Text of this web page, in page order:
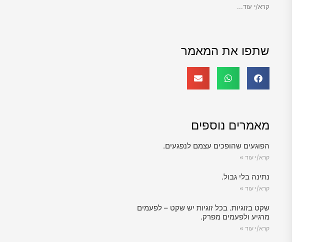
קרא/י עוד...
שתפו את המאמר
מאמרים נוספים
הפוגעים שהופכים עצמם לנפגעים.
קרא/י עוד »
נתינה בלי גבול.
קרא/י עוד »
שקט בזוגיות. בכל זוגיות יש שקט – לפעמים
מרגיע ולפעמים מפרק.
קרא/י עוד »